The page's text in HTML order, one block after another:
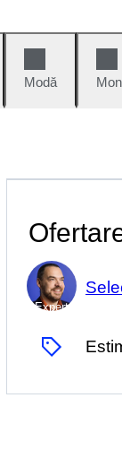
Modă
Expert